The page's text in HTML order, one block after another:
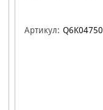
Артикул: